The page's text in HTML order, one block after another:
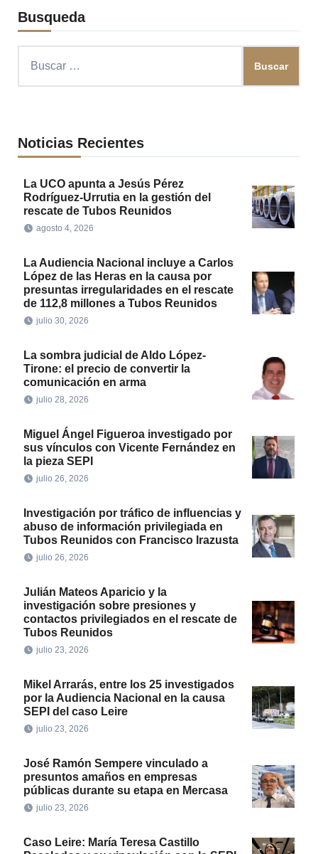
Busqueda
Noticias Recientes
La UCO apunta a Jesús Pérez
Rodríguez-Urrutia en la gestión del
rescate de Tubos Reunidos
agosto 4, 2026
La Audiencia Nacional incluye a Carlos
López de las Heras en la causa por
presuntas irregularidades en el rescate
de 112,8 millones a Tubos Reunidos
julio 30, 2026
La sombra judicial de Aldo López-
Tirone: el precio de convertir la
comunicación en arma
julio 28, 2026
Miguel Ángel Figueroa investigado por
sus vínculos con Vicente Fernández en
la pieza SEPI
julio 26, 2026
Investigación por tráfico de influencias y
abuso de información privilegiada en
Tubos Reunidos con Francisco Irazusta
julio 26, 2026
Julián Mateos Aparicio y la
investigación sobre presiones y
contactos privilegiados en el rescate de
Tubos Reunidos
julio 23, 2026
Mikel Arrarás, entre los 25 investigados
por la Audiencia Nacional en la causa
SEPI del caso Leire
julio 23, 2026
José Ramón Sempere vinculado a
presuntos amaños en empresas
públicas durante su etapa en Mercasa
julio 23, 2026
Caso Leire: María Teresa Castillo